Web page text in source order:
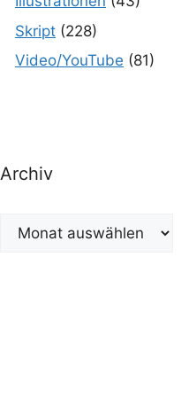
Skript (228)
Video/YouTube (81)
Archiv
Archiv